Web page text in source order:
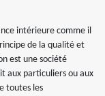
intérieure comme il
de la qualité et
est une société
aux particuliers ou aux
toutes les